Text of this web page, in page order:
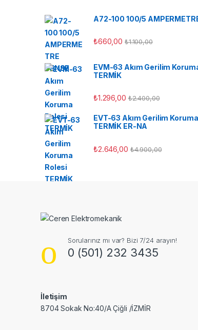
A72-100 100/5
₺660,00 ₺1.100,00
EVM-63 Akım Gerilim
TERMİK
₺1.296,00 ₺2.400,00
EVT-63 Akım Gerilim
TERMİK ER-NA
₺2.646,00 ₺4.900,00
Sorularınız mı var? Bizi 7/24 arayın!
0 (501) 232 3435
İletişim
8704 Sokak No:40/A Çiğli /İZMİR